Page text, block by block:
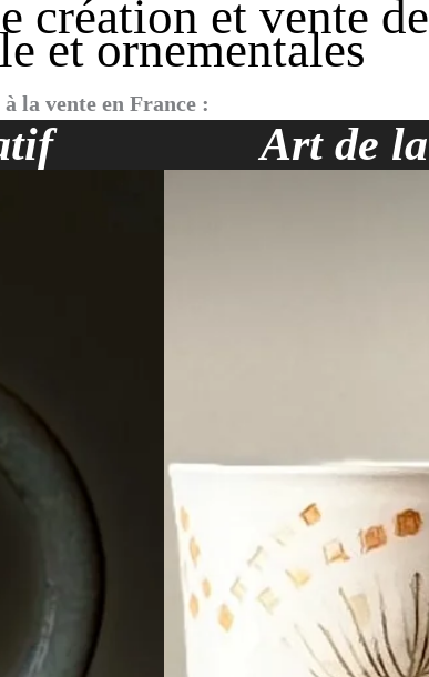
création et vente
et ornementales
la vente en France :
Art de